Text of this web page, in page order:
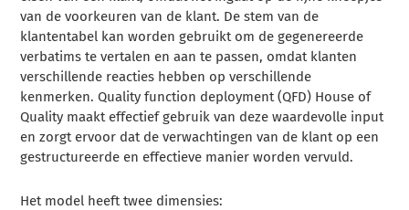
van de voorkeuren van de klant. De stem van de
klantentabel kan worden gebruikt om de gegenereerde
verbatims te vertalen en aan te passen, omdat klanten
verschillende reacties hebben op verschillende
kenmerken. Quality function deployment (QFD) House of
Quality maakt effectief gebruik van deze waardevolle input
en zorgt ervoor dat de verwachtingen van de klant op een
gestructureerde en effectieve manier worden vervuld.
Het model heeft twee dimensies: